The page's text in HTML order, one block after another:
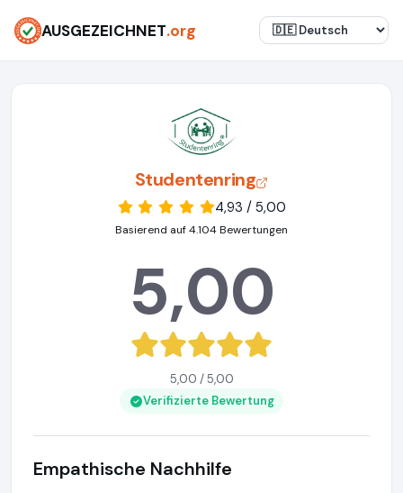
AUSGEZEICHNET.org
Studentenring
4,93 / 5,00
Basierend auf 4.104 Bewertungen
5,00
5,00 / 5,00
Verifizierte Bewertung
Empathische Nachhilfe